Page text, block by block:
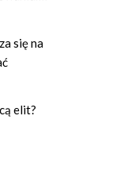
się na
elit?